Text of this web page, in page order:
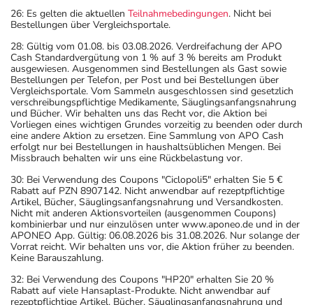
26: Es gelten die aktuellen Teilnahmebedingungen. Nicht bei
Bestellungen über Vergleichsportale.
28: Gültig vom 01.08. bis 03.08.2026. Verdreifachung der APO
Cash Standardvergütung von 1 % auf 3 % bereits am Produkt
ausgewiesen. Ausgenommen sind Bestellungen als Gast sowie
Bestellungen per Telefon, per Post und bei Bestellungen über
Vergleichsportale. Vom Sammeln ausgeschlossen sind gesetzlich
verschreibungspflichtige Medikamente, Säuglingsanfangsnahrung
und Bücher. Wir behalten uns das Recht vor, die Aktion bei
Vorliegen eines wichtigen Grundes vorzeitig zu beenden oder durch
eine andere Aktion zu ersetzen. Eine Sammlung von APO Cash
erfolgt nur bei Bestellungen in haushaltsüblichen Mengen. Bei
Missbrauch behalten wir uns eine Rückbelastung vor.
30: Bei Verwendung des Coupons "Ciclopoli5" erhalten Sie 5 €
Rabatt auf PZN 8907142. Nicht anwendbar auf rezeptpflichtige
Artikel, Bücher, Säuglingsanfangsnahrung und Versandkosten.
Nicht mit anderen Aktionsvorteilen (ausgenommen Coupons)
kombinierbar und nur einzulösen unter www.aponeo.de und in der
APONEO App. Gültig: 06.08.2026 bis 31.08.2026. Nur solange der
Vorrat reicht. Wir behalten uns vor, die Aktion früher zu beenden.
Keine Barauszahlung.
32: Bei Verwendung des Coupons "HP20" erhalten Sie 20 %
Rabatt auf viele Hansaplast-Produkte. Nicht anwendbar auf
rezeptpflichtige Artikel, Bücher, Säuglingsanfangsnahrung und